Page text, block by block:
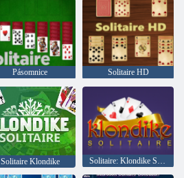
Pásomnice Solitaire HD
Solitaire Klondike Solitaire: Klondike Solitaire